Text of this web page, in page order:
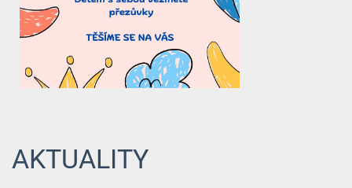
AKTUALITY